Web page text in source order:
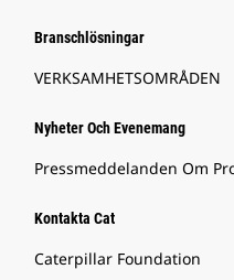
Branschlösningar
VERKSAMHETSOMRÅDEN
Nyheter Och Evenemang
Pressmeddelanden Om
Kontakta Cat
Caterpillar Foundation